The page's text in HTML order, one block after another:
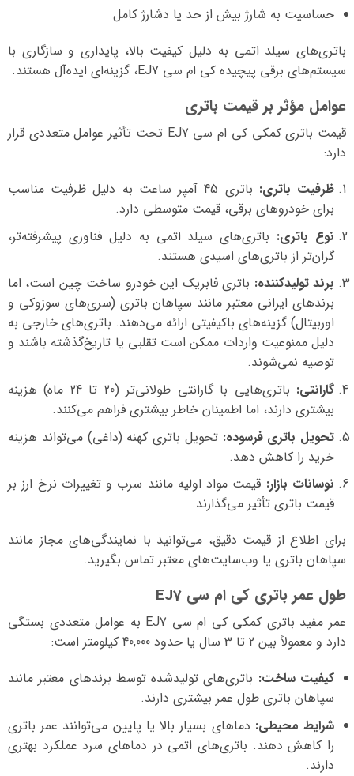
حساسیت به شارژ بیش از حد یا دشارژ کامل
باتری‌های سیلد اتمی به دلیل کیفیت بالا، پایداری و سازگاری با
سیستم‌های برقی پیچیده کی ام سی EJ7، گزینه‌ای ایده‌آل هستند.
عوامل مؤثر بر قیمت باتری
قیمت باتری کمکی کی ام سی EJ7 تحت تأثیر عوامل متعددی قرار
دارد:
ظرفیت باتری:
باتری 45 آمپر ساعت به دلیل ظرفیت مناسب
برای خودروهای برقی، قیمت متوسطی دارد.
نوع باتری: باتری‌های سیلد اتمی به دلیل فناوری پیشرفته‌تر،
گران‌تر از باتری‌های اسیدی هستند.
برند تولیدکننده: باتری فابریک این خودرو ساخت چین است، اما
برندهای ایرانی معتبر مانند سپاهان باتری (سری‌های سوزوکی و
اوربیتال) گزینه‌های باکیفیتی ارائه می‌دهند. باتری‌های خارجی به
دلیل ممنوعیت واردات ممکن است تقلبی یا تاریخ‌گذشته باشند و
توصیه نمی‌شوند.
گارانتی:
باتری‌هایی با گارانتی طولانی‌تر (20 تا 24 ماه) هزینه
بیشتری دارند، اما اطمینان خاطر بیشتری فراهم می‌کنند.
تحویل باتری فرسوده: تحویل باتری کهنه (داغی) می‌تواند هزینه
خرید را کاهش دهد.
نوسانات بازار: قیمت مواد اولیه مانند سرب و تغییرات نرخ ارز بر
قیمت باتری تأثیر می‌گذارند.
برای اطلاع از قیمت دقیق، می‌توانید با نمایندگی‌های مجاز مانند
سپاهان باتری یا وب‌سایت‌های معتبر تماس بگیرید.
طول عمر باتری کی ام سی EJ7
عمر مفید باتری کمکی کی ام سی EJ7 به عوامل متعددی بستگی
دارد و معمولاً بین 2 تا 3 سال یا حدود 40,000 کیلومتر است:
کیفیت ساخت: باتری‌های تولیدشده توسط برندهای معتبر مانند
سپاهان باتری طول عمر بیشتری دارند.
شرایط محیطی: دماهای بسیار بالا یا پایین می‌توانند عمر باتری
را کاهش دهند. باتری‌های اتمی در دماهای سرد عملکرد بهتری
دارند.